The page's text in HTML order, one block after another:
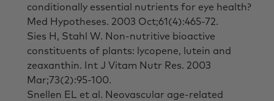
conditionally essential nutrients for eye health?
Med Hypotheses. 2003 Oct;61(4):465-72.
Sies H, Stahl W. Non-nutritive bioactive
constituents of plants: lycopene, lutein and
zeaxanthin. Int J Vitam Nutr Res. 2003
Mar;73(2):95-100.
Snellen EL et al. Neovascular age-related